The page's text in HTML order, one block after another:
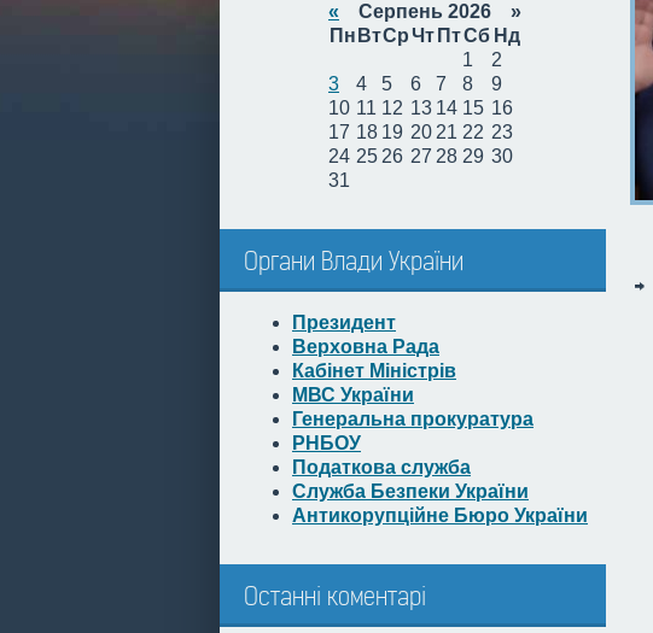
« Серпень 2026 »
Пн ВтСрЧт ПтСб Нд
1
2
3
4 5 6 7 8
9
10 11 12 13 14 15 16
17 18 19 20 21 22 23
24 25 26 27 28 29 30
31
Органи Влади України
Президент
Верховна Рада
Кабінет Міністрів
МВС України
Генеральна прокуратура
РНБОУ
Податкова служба
Служба Безпеки України
Антикорупційне Бюро України
Останні коментарі